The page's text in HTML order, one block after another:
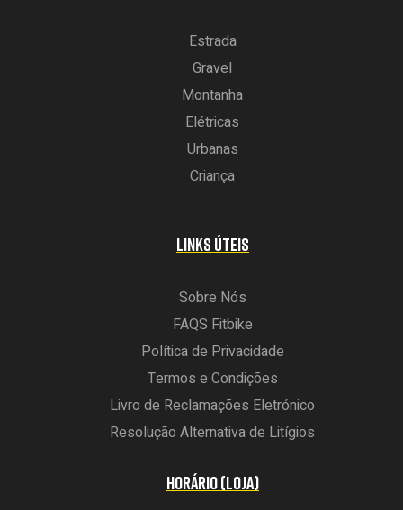
Estrada
Gravel
Montanha
Elétricas
Urbanas
Criança
LINKS ÚTEIS
Sobre Nós
FAQS Fitbike
Política de Privacidade
Termos e Condições
Livro de Reclamações Eletrónico
Resolução Alternativa de Litígios
HORÁRIO (LOJA)